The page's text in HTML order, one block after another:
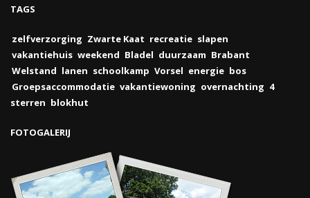
TAGS
zelfverzorging Zwarte Kaat recreatie slapen
vakantiehuis weekend Bladel duurzaam Brabant
Welstand lanen schoolkamp Vorsel energie bos
Groepsaccommodatie vakantiewoning overnachting 4
sterren blokhut
FOTOGALERIJ